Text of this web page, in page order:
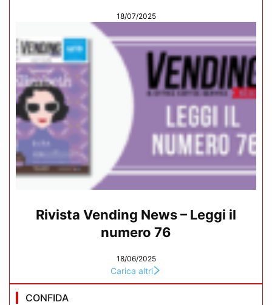
18/07/2025
Rivista Vending News – Leggi il
numero 76
18/06/2025
Carica altri
CONFIDA